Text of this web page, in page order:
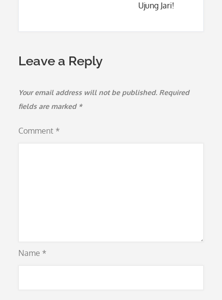
Ujung Jari!
Leave a Reply
Your email address will not be published. Required
fields are marked *
Comment *
Name *